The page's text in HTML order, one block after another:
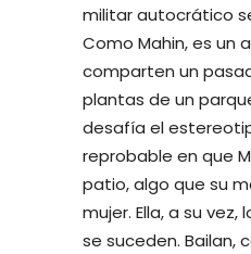
militar autocrático
Como Mahin, es un
comparten un
plantas de un
desafía el
reprobable en que
patio, algo que su
mujer. Ella, a su
se suceden. Bailan,